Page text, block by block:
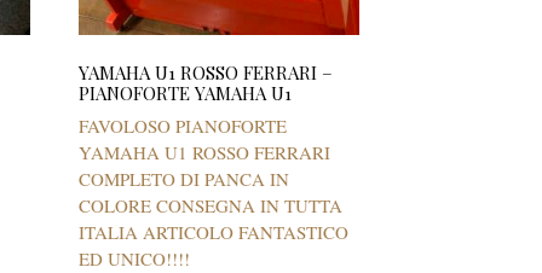
YAMAHA U1 ROSSO FERRARI –
PIANOFORTE YAMAHA U1
FAVOLOSO PIANOFORTE
YAMAHA U1 ROSSO FERRARI
COMPLETO DI PANCA IN
COLORE CONSEGNA IN TUTTA
ITALIA ARTICOLO FANTASTICO
ED UNICO!!!!